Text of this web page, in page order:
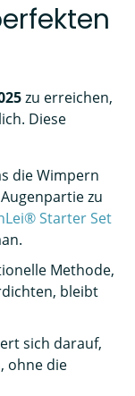
zu erreichen,
Diese
die Wimpern
zu
Starter Set
Methode,
bleibt
sich darauf,
ohne die